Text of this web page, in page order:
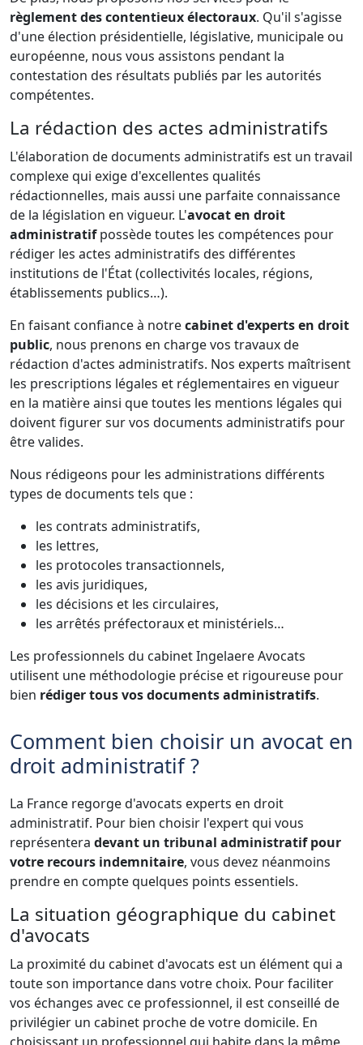
règlement des contentieux électoraux. Qu'il s'agisse
d'une élection présidentielle, législative, municipale ou
européenne, nous vous assistons pendant la
contestation des résultats publiés par les autorités
compétentes.
La rédaction des actes administratifs
L'élaboration de documents administratifs est un travail
complexe qui exige d'excellentes qualités
rédactionnelles, mais aussi une parfaite connaissance
de la législation en vigueur. L'avocat en droit
administratifpossède toutes les compétences pour
rédiger les actes administratifs des différentes
institutions de l'État (collectivités locales, régions,
établissements publics…).
En faisant confiance à notrecabinet d'experts en droit
public, nous prenons en charge vos travaux de
rédaction d'actes administratifs. Nos experts maîtrisent
les prescriptions légales et réglementaires en vigueur
en la matière ainsi que toutes les mentions légales qui
doivent figurer sur vos documents administratifs pour
être valides.
Nous rédigeons pour les administrations différents
types de documents tels que :
les contrats administratifs,
les lettres,
les protocoles transactionnels,
les avis juridiques,
les décisions et les circulaires,
les arrêtés préfectoraux et ministériels…
Les professionnels du cabinet Ingelaere Avocats
utilisent une méthodologie précise et rigoureuse pour
bien rédiger tous vos documents administratifs.
Comment bien choisir un avocat en
droit administratif ?
La France regorge d'avocats experts en droit
administratif. Pour bien choisir l'expert qui vous
représentera devant un tribunal administratif pour
votre recours indemnitaire, vous devez néanmoins
prendre en compte quelques points essentiels.
La situation géographique du cabinet
d'avocats
La proximité du cabinet d'avocats est un élément qui a
toute son importance dans votre choix. Pour faciliter
vos échanges avec ce professionnel, il est conseillé de
privilégier un cabinet proche de votre domicile. En
choisissant un professionnel qui habite dans la même